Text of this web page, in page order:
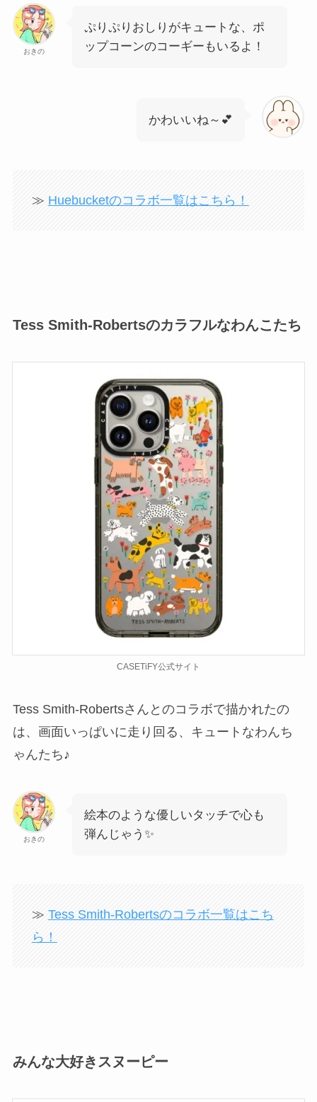
おきの
ぷりぷりおしりがキュートな、ポ
ップコーンのコーギーもいるよ！
かわいいね～💕
≫ Huebucketのコラボ一覧はこちら！
Tess Smith-Robertsのカラフルなわんこたち
CASETiFY公式サイト
Tess Smith-Robertsさんとのコラボで描かれたの
は、画面いっぱいに走り回る、キュートなわんち
ゃんたち♪
おきの
絵本のような優しいタッチで心も
弾んじゃう✨
≫ Tess Smith-Robertsのコラボ一覧はこち
ら！
みんな大好きスヌーピー